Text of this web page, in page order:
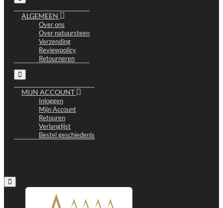
ALGEMEEN
Over ons
Over natuursteen
Verzending
Reviewpolicy
Retourneren
MIJN ACCOUNT
Inloggen
Mijn Account
Retouren
Verlanglijst
Bestel geschiedenis